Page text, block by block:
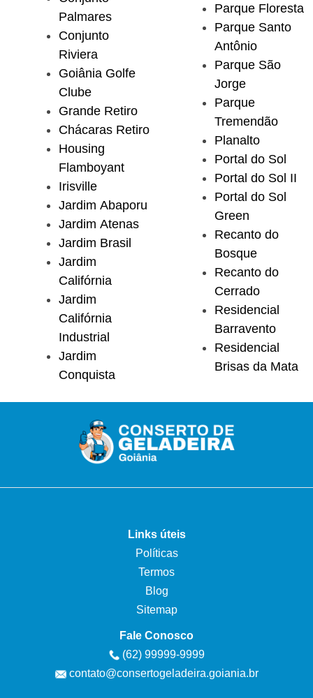
Palmares
Conjunto
Riviera
Goiânia Golfe
Clube
Grande Retiro
Chácaras Retiro
Housing
Flamboyant
Irisville
Jardim Abaporu
Jardim Atenas
Jardim Brasil
Jardim
Califórnia
Jardim
Califórnia
Industrial
Jardim
Conquista
Parque Floresta
Parque Santo
Antônio
Parque São
Jorge
Parque
Tremendão
Planalto
Portal do Sol
Portal do Sol II
Portal do Sol
Green
Recanto do
Bosque
Recanto do
Cerrado
Residencial
Barravento
Residencial
Brisas da Mata
Links úteis
Políticas
Termos
Blog
Sitemap
Fale Conosco
(62) 99999-9999
contato@consertogeladeira.goiania.br